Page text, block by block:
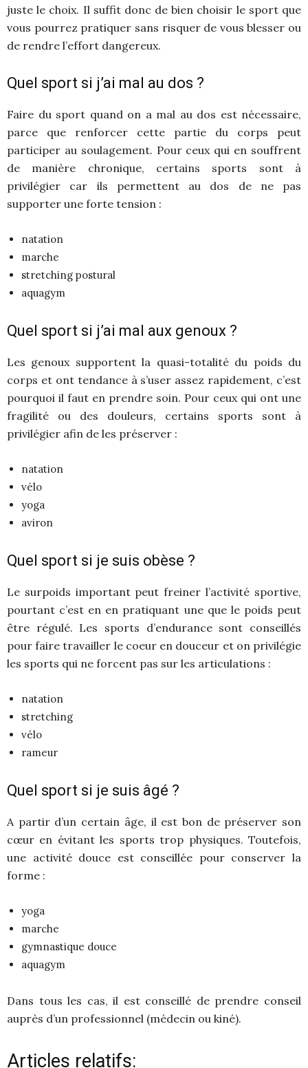
juste le choix. Il suffit donc de bien choisir le sport que
vous pourrez pratiquer sans risquer de vous blesser ou
de rendre l’effort dangereux.
Quel sport si j’ai mal au dos ?
Faire du sport quand on a mal au dos est nécessaire,
parce que renforcer cette partie du corps peut
participer au soulagement. Pour ceux qui en souffrent
de manière chronique, certains sports sont à
privilégier car ils permettent au dos de ne pas
supporter une forte tension :
natation
marche
stretching postural
aquagym
Quel sport si j’ai mal aux genoux ?
Les genoux supportent la quasi-totalité du poids du
corps et ont tendance à s’user assez rapidement, c’est
pourquoi il faut en prendre soin. Pour ceux qui ont une
fragilité ou des douleurs, certains sports sont à
privilégier afin de les préserver :
natation
vélo
yoga
aviron
Quel sport si je suis obèse ?
Le surpoids important peut freiner l’activité sportive,
pourtant c’est en en pratiquant une que le poids peut
être régulé. Les sports d’endurance sont conseillés
pour faire travailler le coeur en douceur et on privilégie
les sports qui ne forcent pas sur les articulations :
natation
stretching
vélo
rameur
Quel sport si je suis âgé ?
A partir d’un certain âge, il est bon de préserver son
cœur en évitant les sports trop physiques. Toutefois,
une activité douce est conseillée pour conserver la
forme :
yoga
marche
gymnastique douce
aquagym
Dans tous les cas, il est conseillé de prendre conseil
auprès d’un professionnel (médecin ou kiné).
Articles relatifs: